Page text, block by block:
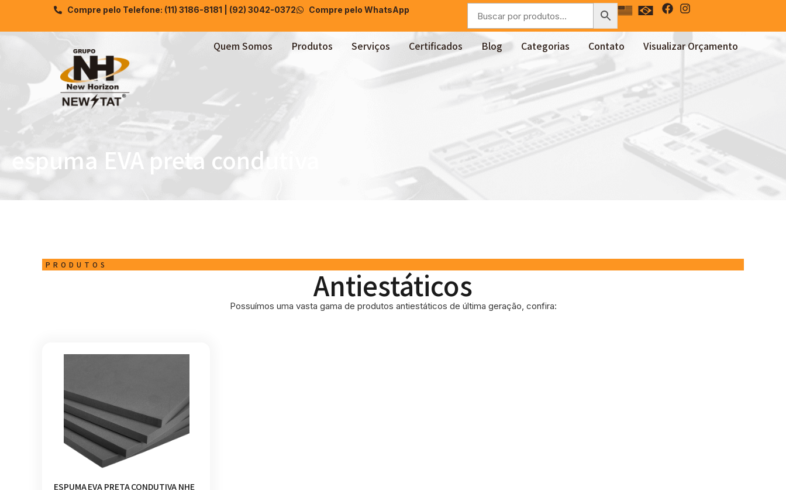
Compre pelo Telefone: (11) 3186-8181 | (92) 3042-0372 Compre pelo WhatsApp
Quem Somos Produtos Serviços Certificados Blog Categorias Contato Visualizar Orçamento
espuma EVA preta condutiva
PRODUTOS
Antiestáticos
Possuímos uma vasta gama de produtos antiestáticos de última geração, confira:
ESPUMA EVA PRETA CONDUTIVA NHE